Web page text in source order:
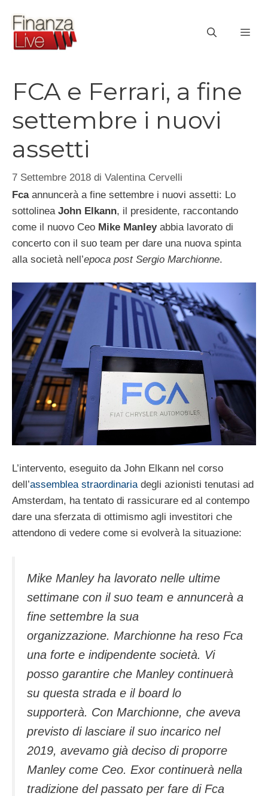
contenuto
FCA e Ferrari, a fine
settembre i nuovi
assetti
7 Settembre 2018 di Valentina Cervelli
Fcaannuncerà a fine settembre i nuovi assetti: Lo
sottolinea John Elkann, il presidente, raccontando
come il nuovo Ceo Mike Manleyabbia lavorato di
concerto con il suo team per dare una nuova spinta
alla società nell’epoca post Sergio Marchionne.
L’intervento, eseguito da John Elkann nel corso
dell’assemblea straordinariadegli azionisti tenutasi ad
Amsterdam, ha tentato di rassicurare ed al contempo
dare una sferzata di ottimismo agli investitori che
attendono di vedere come si evolverà la situazione:
Mike Manley ha lavorato nelle ultime
settimane con il suo team e annuncerà a
fine settembre la sua
organizzazione. Marchionne ha reso Fca
una forte e indipendente società. Vi
posso garantire che Manley continuerà
su questa strada e il board lo
supporterà. Con Marchionne, che aveva
previsto di lasciare il suo incarico nel
2019, avevamo già deciso di proporre
Manley come Ceo. Exor continuerà nella
tradizione del passato per fare di Fca